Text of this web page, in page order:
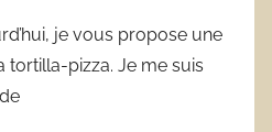
je vous propose une
tortilla-pizza. Je me suis